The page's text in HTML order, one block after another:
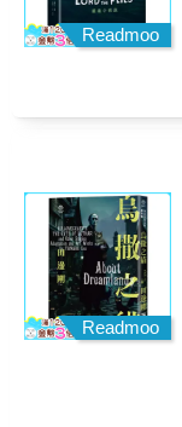
Readmoo
Readmoo